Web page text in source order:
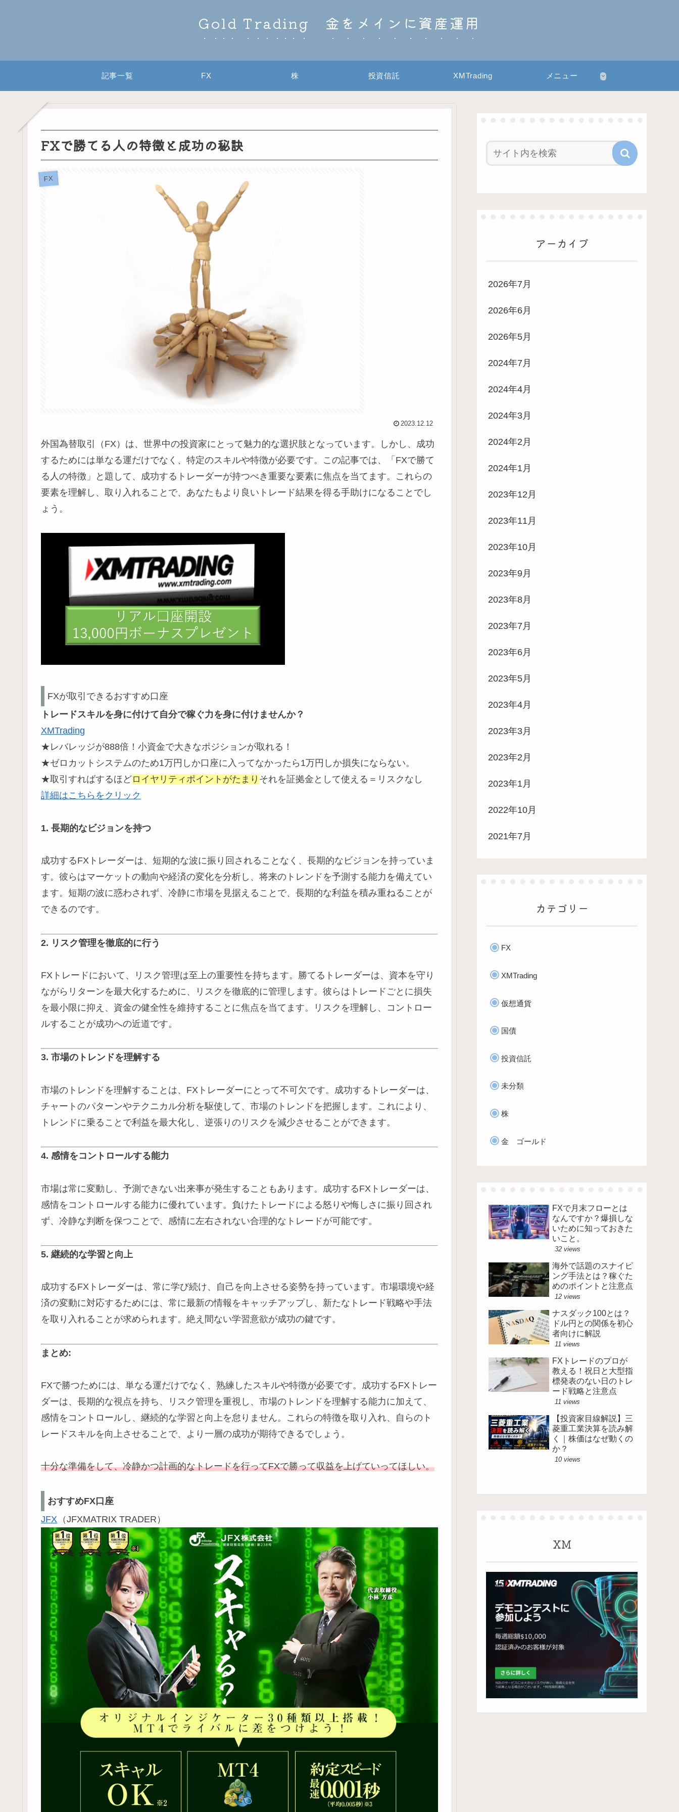
Gold Trading 金をメインに資産運用
記事一覧 FX 株 投資信託 XMTrading メニュー
FXで勝てる人の特徴と成功の秘訣
FX
2023.12.12
外国為替取引（FX）は、世界中の投資家にとって魅力的な選択肢となっています。しかし、成功
するためには単なる運だけでなく、特定のスキルや特徴が必要です。この記事では、「FXで勝て
る人の特徴」と題して、成功するトレーダーが持つべき重要な要素に焦点を当てます。これらの
要素を理解し、取り入れることで、あなたもより良いトレード結果を得る手助けになることでし
ょう。
FXが取引できるおすすめ口座
トレードスキルを身に付けて自分で稼ぐ力を身に付けませんか？
XMTrading
★レバレッジが888倍！小資金で大きなポジションが取れる！
★ゼロカットシステムのため1万円しか口座に入ってなかったら1万円しか損失にならない。
★取引すればするほどロイヤリティポイントがたまり それを証拠金として使える＝リスクなし
詳細はこちらをクリック
1. 長期的なビジョンを持つ
成功するFXトレーダーは、短期的な波に振り回されることなく、長期的なビジョンを持っていま
す。彼らはマーケットの動向や経済の変化を分析し、将来のトレンドを予測する能力を備えてい
ます。短期の波に惑わされず、冷静に市場を見据えることで、長期的な利益を積み重ねることが
できるのです。
2. リスク管理を徹底的に行う
FXトレードにおいて、リスク管理は至上の重要性を持ちます。勝てるトレーダーは、資本を守り
ながらリターンを最大化するために、リスクを徹底的に管理します。彼らはトレードごとに損失
を最小限に抑え、資金の健全性を維持することに焦点を当てます。リスクを理解し、コントロー
ルすることが成功への近道です。
3. 市場のトレンドを理解する
市場のトレンドを理解することは、FXトレーダーにとって不可欠です。成功するトレーダーは、
チャートのパターンやテクニカル分析を駆使して、市場のトレンドを把握します。これにより、
トレンドに乗ることで利益を最大化し、逆張りのリスクを減少させることができます。
4. 感情をコントロールする能力
市場は常に変動し、予測できない出来事が発生することもあります。成功するFXトレーダーは、
感情をコントロールする能力に優れています。負けたトレードによる怒りや悔しさに振り回され
ず、冷静な判断を保つことで、感情に左右されない合理的なトレードが可能です。
5. 継続的な学習と向上
成功するFXトレーダーは、常に学び続け、自己を向上させる姿勢を持っています。市場環境や経
済の変動に対応するためには、常に最新の情報をキャッチアップし、新たなトレード戦略や手法
を取り入れることが求められます。絶え間ない学習意欲が成功の鍵です。
まとめ:
FXで勝つためには、単なる運だけでなく、熟練したスキルや特徴が必要です。成功するFXトレー
ダーは、長期的な視点を持ち、リスク管理を重視し、市場のトレンドを理解する能力に加えて、
感情をコントロールし、継続的な学習と向上を怠りません。これらの特徴を取り入れ、自らのト
レードスキルを向上させることで、より一層の成功が期待できるでしょう。
十分な準備をして、冷静かつ計画的なトレードを行ってFXで勝って収益を上げていってほしい。
おすすめFX口座
JFX （JFXMATRIX TRADER）
アーカイブ
2026年7月
2026年6月
2026年5月
2024年7月
2024年4月
2024年3月
2024年2月
2024年1月
2023年12月
2023年11月
2023年10月
2023年9月
2023年8月
2023年7月
2023年6月
2023年5月
2023年4月
2023年3月
2023年2月
2023年1月
2022年10月
2021年7月
カテゴリー
FX
XMTrading
仮想通貨
国債
投資信託
未分類
株
金 ゴールド
FXで月末フローとは
なんですか？爆損しな
いために知っておきた
いこと。
32 views
海外で話題のスナイピ
ング手法とは？稼ぐた
めのポイントと注意点
12 views
ナスダック100とは？
ドル円との関係を初心
者向けに解説
11 views
FXトレードのプロが
教える！祝日と大型指
標発表のない日のトレ
ード戦略と注意点
11 views
【投資家目線解説】三
菱重工業決算を読み解
く｜株価はなぜ動くの
か？
10 views
XM